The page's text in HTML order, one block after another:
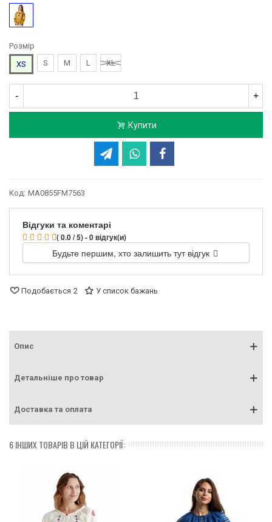
Жовтий
Розмір
XS
S M L XL
- +
Купити
Код: MA0855FM7563
Відгуки та коментарі
( 0.0 / 5) - 0 відгук(и)
Будьте першим, хто залишить тут відгук
Подобається 2 У список бажань
Опис
Детальніше про товар
Доставка та оплата
6 ІНШИХ ТОВАРІВ В ЦІЙ КАТЕГОРІЇ: